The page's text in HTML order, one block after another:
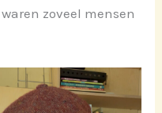
zoveel mensen